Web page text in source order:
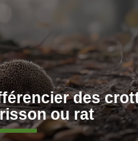
des
ou rat